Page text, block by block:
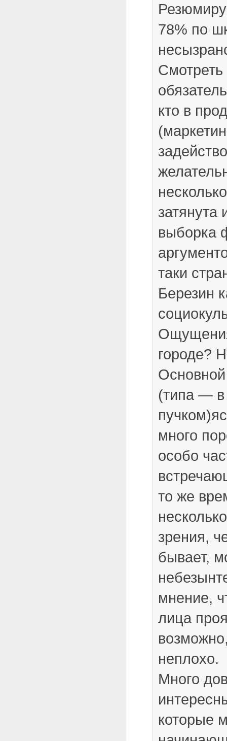
78% по
кто в
затянута
выборка
таки
Березин
городе?
(типа — в
много
особо
то же
зрения,
бывает,
мнение,
лица
неплохо.
Много
которые